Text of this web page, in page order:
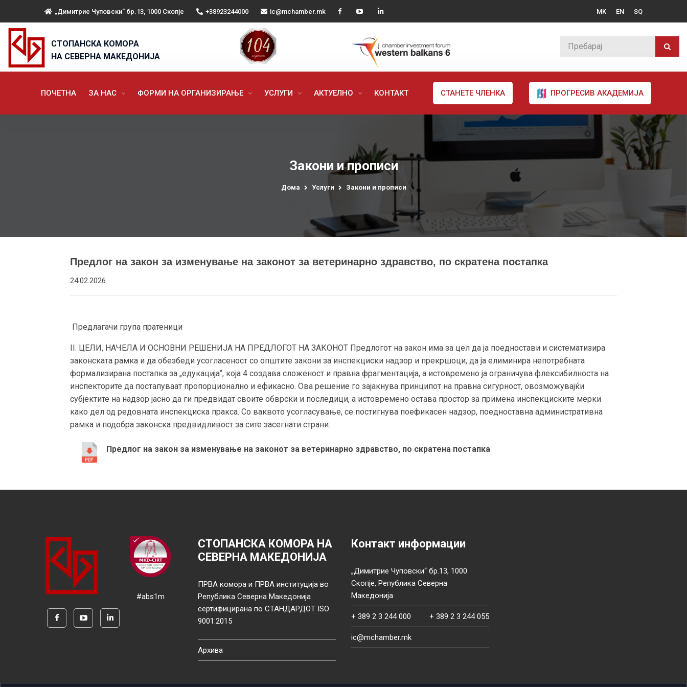
„Димитрие Чуповски“ бр.13, 1000 Скопје +38923244000 ic@mchamber.mk MK EN SQ
СТОПАНСКА КОМОРА
НА СЕВЕРНА МАКЕДОНИЈА
ПОЧЕТНА ЗА НАС ФОРМИ НА ОРГАНИЗИРАЊЕ УСЛУГИ АКТУЕЛНО КОНТАКТ СТАНЕТЕ ЧЛЕНКА ПРОГРЕСИВ АКАДЕМИЈА
Закони и прописи
Дома Услуги Закони и прописи
Предлог на закон за изменување на законот за ветеринарно здравство, по скратена постапка
24.02.2026
Предлагачи група пратеници
II. ЦЕЛИ, НАЧЕЛА И ОСНОВНИ РЕШЕНИЈА НА ПРЕДЛОГОТ НА ЗАКОНОТ Предлогот на закон има за цел да ја поедностави и систематизира
законската рамка и да обезбеди усогласеност со општите закони за инспекциски надзор и прекршоци, да ја елиминира непотребната
формализирана постапка за „едукација“, која 4 создава сложеност и правна фрагментација, а истовремено ја ограничува флексибилноста на
инспекторите да постапуваат пропорционално и ефикасно. Ова решение го зајакнува принципот на правна сигурност, овозможувајќи
субјектите на надзор јасно да ги предвидат своите обврски и последици, а истовремено оставa простор за примена инспекциските мерки
како дел од редовната инспекциска пракса. Со ваквото усогласување, се постигнува поефикасен надзор, поедноставна административна
рамка и подобра законска предвидливост за сите засегнати страни.
Предлог на закон за изменување на законот за ветеринарно здравство, по скратена постапка
#abs1m
СТОПАНСКА КОМОРА НА
СЕВЕРНА МАКЕДОНИЈА
ПРВА комора и ПРВА институција во
Република Северна Македонија
сертифицирана по СТАНДАРДОТ ISO
9001:2015
Архива
Контакт информации
„Димитрие Чуповски“ бр.13, 1000
Скопје, Република Северна
Македонија
+ 389 2 3 244 000 + 389 2 3 244 055
ic@mchamber.mk